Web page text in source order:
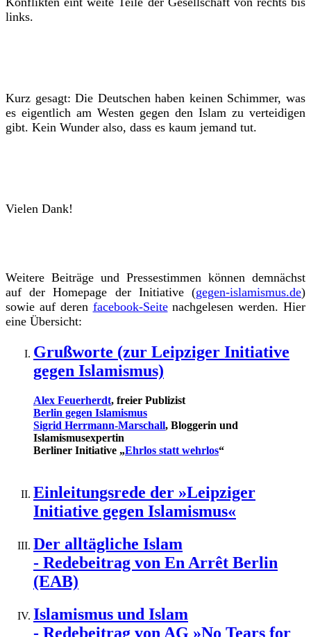
links.
Kurz gesagt: Die Deutschen haben keinen Schimmer, was
es eigentlich am Westen gegen den Islam zu verteidigen
gibt. Kein Wunder also, dass es kaum jemand tut.
Vielen Dank!
Weitere Beiträge und Pressestimmen können demnächst
auf der Homepage der Initiative (gegen-islamismus.de)
sowie auf deren facebook-Seitenachgelesen werden. Hier
eine Übersicht:
Grußworte (zur Leipziger Initiative
gegen Islamismus)
Alex Feuerherdt, freier Publizist
Berlin gegen Islamismus
Sigrid Herrmann-Marschall, Bloggerin und
Islamismusexpertin
Berliner Initiative „Ehrlos statt wehrlos“
Einleitungsrede der »Leipziger
Initiative gegen Islamismus«
Der alltägliche Islam
- Redebeitrag von En Arrêt Berlin
(EAB)
Islamismus und Islam
- Redebeitrag von AG »No Tears for